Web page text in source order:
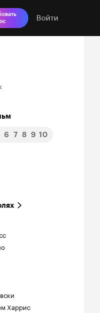
Войти
6 7 8 9 10
Харрис